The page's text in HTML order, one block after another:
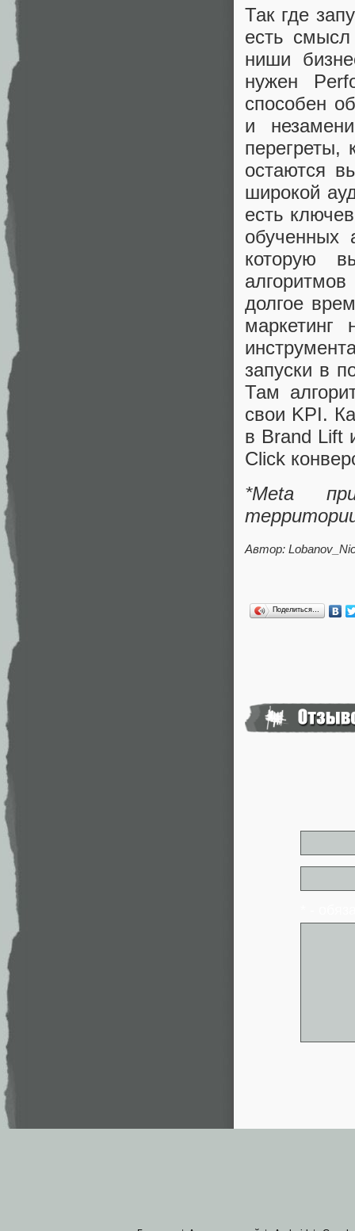
Так где
есть смысл
ниши
нужен
способен
и
перегреты,
остаются
широкой
есть
обученных
которую
долгое
маркетинг
запуски в
Там
свои KPI.
в Brand Lift
Click
*Meta
Автор:
Поделиться…